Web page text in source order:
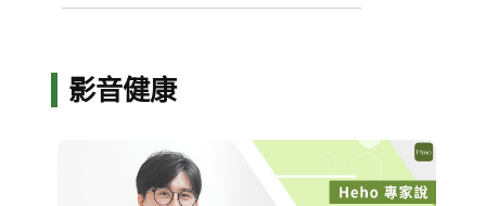
影音健康